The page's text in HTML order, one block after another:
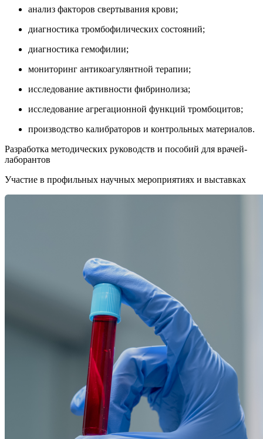
анализ факторов свертывания крови;
диагностика тромбофилических состояний;
диагностика гемофилии;
мониторинг антикоагулянтной терапии;
исследование активности фибринолиза;
исследование агрегационной функций тромбоцитов;
производство калибраторов и контрольных материалов.
Разработка методических руководств и пособий для врачей-
лаборантов
Участие в профильных научных мероприятиях и выставках